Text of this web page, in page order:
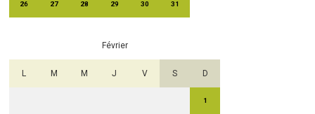
26 27 28 29 30 31
Février
L M M J V S D
1